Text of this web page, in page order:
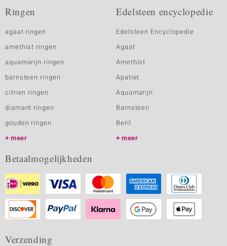
Ringen
agaat ringen
amethist ringen
aquamarijn ringen
barnsteen ringen
citrien ringen
diamant ringen
gouden ringen
meer
Edelsteen encyclopedie
Edelsteen Encyclopedie
Agaat
Amethist
Apatiet
Aquamarijn
Barnsteen
Beril
meer
Betaalmogelijkheden
Verzending